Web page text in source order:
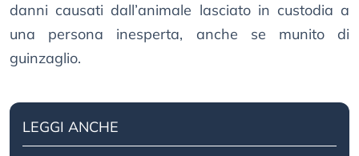
danni causati dall’animale lasciato in custodia a
una persona inesperta, anche se munito di
guinzaglio.
LEGGI ANCHE